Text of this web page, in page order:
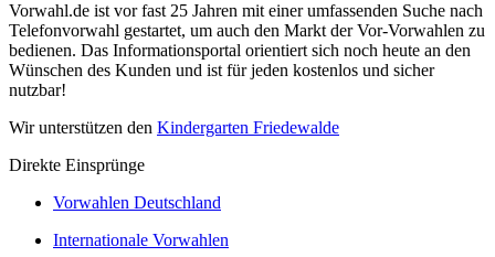
Vorwahl.de ist vor fast 25 Jahren mit einer umfassenden Suche nach
Telefonvorwahl gestartet, um auch den Markt der Vor-Vorwahlen zu
bedienen. Das Informationsportal orientiert sich noch heute an den
Wünschen des Kunden und ist für jeden kostenlos und sicher
nutzbar!
Wir unterstützen den Kindergarten Friedewalde
Direkte Einsprünge
Vorwahlen Deutschland
Internationale Vorwahlen